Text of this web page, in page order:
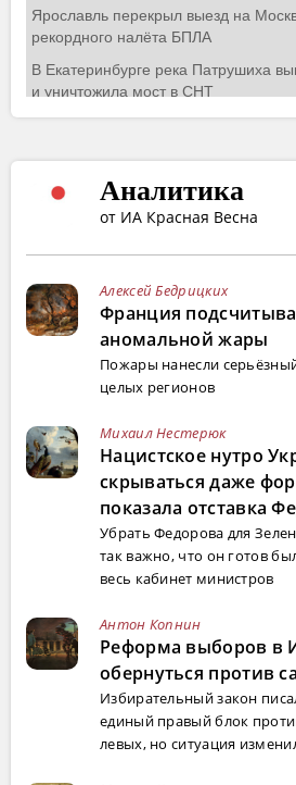
Аналитика
от ИА Красная Весна
Алексей Бедрицких
Франция
аномальной жары
Пожары нанесли
целых регионов
Михаил Нестерюк
Нацистское нутро
скрываться даже
показала отставка
Убрать Федорова для
так важно, что он готов
весь кабинет министров
Антон Копнин
Реформа выборов в
обернуться против
Избирательный закон
единый правый блок
левых, но ситуация